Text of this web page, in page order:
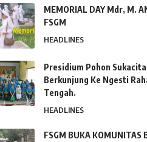
MEMORIAL DAY Mdr, M.
FSGM
HEADLINES
Presidium Pohon
Berkunjung Ke Ngesti
Tengah.
HEADLINES
FSGM BUKA KOMUNITAS